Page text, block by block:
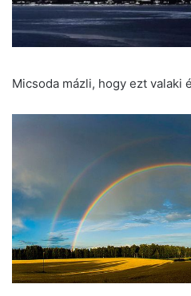
Micsoda mázli, hogy ezt valaki